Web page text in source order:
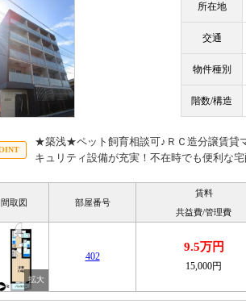
所在地
交通
物件種別
階数/構造
★築浅★ペット飼育相談可♪ＲＣ造分譲賃貸
キュリティ設備が充実！不在時でも便利な
間取図 部屋番号
賃料
共益費/管理費
402
9.5万円
15,000円